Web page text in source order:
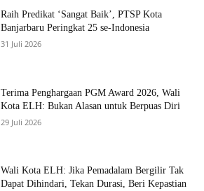
Raih Predikat ‘Sangat Baik’, PTSP Kota
Banjarbaru Peringkat 25 se-Indonesia
31 Juli 2026
Terima Penghargaan PGM Award 2026, Wali
Kota ELH: Bukan Alasan untuk Berpuas Diri
29 Juli 2026
Wali Kota ELH: Jika Pemadalam Bergilir Tak
Dapat Dihindari, Tekan Durasi, Beri Kepastian